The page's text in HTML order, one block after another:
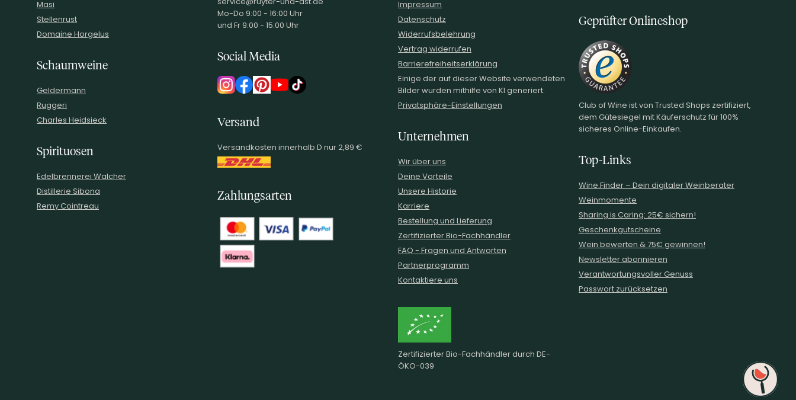
Masi
Stellenrust
Domaine Horgelus
Schaumweine
Geldermann
Ruggeri
Charles Heidsieck
Spirituosen
Edelbrennerei Walcher
Distillerie Sibona
Remy Cointreau
Mo-Do 9:00 - 16:00 Uhr
und Fr 9:00 - 15:00 Uhr
Social Media
Versand
Versandkosten innerhalb D nur 2,89 €
Zahlungsarten
Impressum
Datenschutz
Widerrufsbelehrung
Vertrag widerrufen
Barrierefreiheitserklärung
Einige der auf dieser Website verwendeten
Bilder wurden mithilfe von KI generiert.
Privatsphäre-Einstellungen
Unternehmen
Wir über uns
Deine Vorteile
Unsere Historie
Karriere
Bestellung und Lieferung
Zertifizierter Bio-Fachhändler
FAQ - Fragen und Antworten
Partnerprogramm
Kontaktiere uns
Zertifizierter Bio-Fachhändler durch DE-
ÖKO-039
Geprüfter Onlineshop
Club of Wine ist von Trusted Shops zertifiziert,
dem Gütesiegel mit Käuferschutz für 100%
sicheres Online-Einkaufen.
Top-Links
Wine.Finder – Dein digitaler Weinberater
Weinmomente
Sharing is Caring: 25€ sichern!
Geschenkgutscheine
Wein bewerten & 75€ gewinnen!
Newsletter abonnieren
Verantwortungsvoller Genuss
Passwort zurücksetzen